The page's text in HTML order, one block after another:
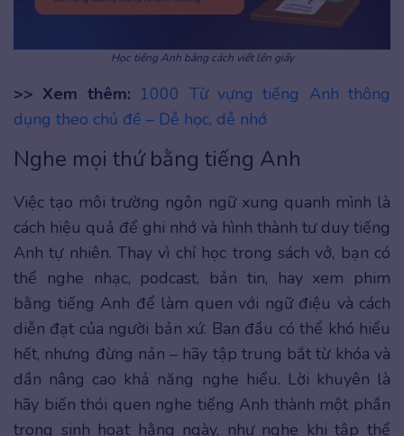
Học tiếng Anh bằng cách viết lên giấy
>> Xem thêm: 1000 Từ vựng tiếng Anh thông
dụng theo chủ đề – Dễ học, dễ nhớ
Nghe mọi thứ bằng tiếng Anh
Việc tạo môi trường ngôn ngữ xung quanh mình là
cách hiệu quả để ghi nhớ và hình thành tư duy tiếng
Anh tự nhiên. Thay vì chỉ học trong sách vở, bạn có
thể nghe nhạc, podcast, bản tin, hay xem phim
bằng tiếng Anh để làm quen với ngữ điệu và cách
diễn đạt của người bản xứ. Ban đầu có thể khó hiểu
hết, nhưng đừng nản – hãy tập trung bắt từ khóa và
dần nâng cao khả năng nghe hiểu. Lời khuyên là
hãy biến thói quen nghe tiếng Anh thành một phần
trong sinh hoạt hằng ngày, như nghe khi tập thể